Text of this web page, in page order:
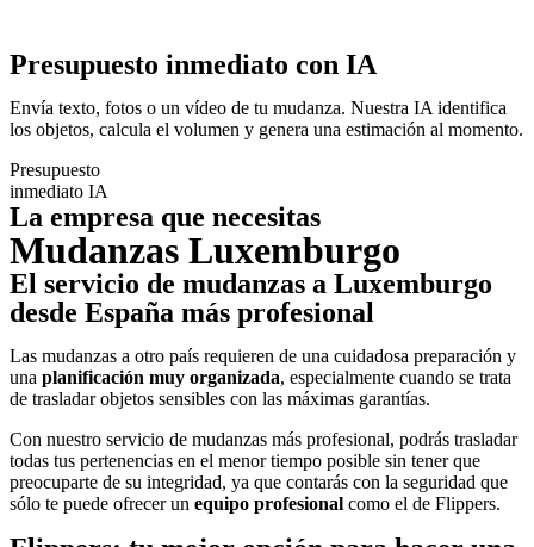
Presupuesto inmediato con IA
Envía texto, fotos o un vídeo de tu mudanza. Nuestra IA identifica
los objetos, calcula el volumen y genera una estimación al momento.
Presupuesto
inmediato IA
La empresa que necesitas
Mudanzas Luxemburgo
El servicio de mudanzas a Luxemburgo
desde España más profesional
Las mudanzas a otro país requieren de una cuidadosa preparación y
una planificación muy organizada, especialmente cuando se trata
de trasladar objetos sensibles con las máximas garantías.
Con nuestro servicio de mudanzas más profesional, podrás trasladar
todas tus pertenencias en el menor tiempo posible sin tener que
preocuparte de su integridad, ya que contarás con la seguridad que
sólo te puede ofrecer un equipo profesional como el de Flippers.